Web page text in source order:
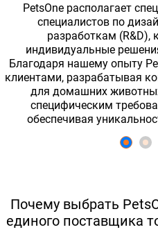
PetsOne располагает
специалистов по
разработкам (R&D),
индивидуальные
Благодаря нашему опыту
клиентами, разрабатывая
для домашних
специфическим
обеспечивая
Почему выбрать
единого поставщика